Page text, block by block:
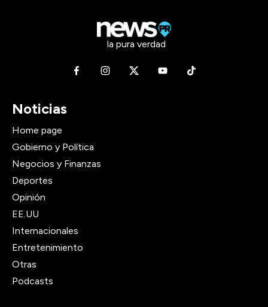
la pura verdad
Noticias
Home page
Gobierno y Política
Negocios y Finanzas
Deportes
Opinión
EE.UU
Internacionales
Entretenimiento
Otras
Podcasts